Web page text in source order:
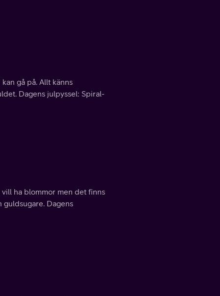
gå på. Allt känns
Dagens julpyssel: Spiral-
ha blommor men det finns
guldsugare. Dagens